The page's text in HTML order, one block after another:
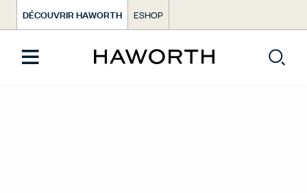
DÉCOUVRIR HAWORTH ESHOP